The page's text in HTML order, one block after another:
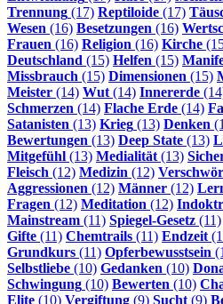
Trennung (17) Reptiloide (17)
Wesen (16) Besetzungen (16)
Frauen (16) Religion (16) Kirche
Deutschland (15) Helfen (15)
Missbrauch (15) Dimensionen (15)
Meister (14) Wut(14) Innererde
Schmerzen (14) Flache Erde (14)
Satanisten (13) Krieg (13) Denken
Bewertungen (13) Deep State (13)
Mitgefühl (13) Medialität(13)
Fleisch (12) Medizin (12)
Aggressionen (12) Männer (12)
Fragen (12) Meditation (12)
Mainstream (11) Spiegel-Gesetz (11)
Gifte (11) Chemtrails (11) Endzeit
Grundkurs (11) Opferbewusstsein
Selbstliebe (10) Gedanken (10)
Schwingung (10) Bewerten (10)
Elite (10) Vergiftung (9) Sucht(9)